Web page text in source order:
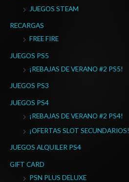
JUEGOS STEAM
RECARGAS
FREE FIRE
JUEGOS PS5
¡REBAJAS DE VERANO #2 PS5!
JUEGOS PS3
JUEGOS PS4
¡REBAJAS DE VERANO #2 PS4!
¡OFERTAS SLOT SECUNDARIOS!
JUEGOS ALQUILER PS4
GIFT CARD
PSN PLUS DELUXE